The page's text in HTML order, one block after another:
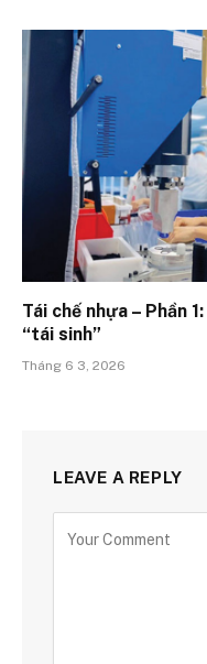
Tái chế nhựa – Phần
“tái sinh”
Tháng 6 3, 2026
LEAVE A REPLY